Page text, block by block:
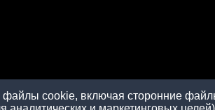
cookie, включая сторонние